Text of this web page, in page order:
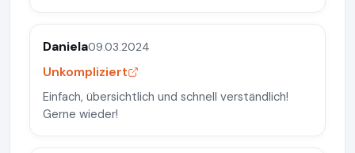
Daniela09.03.2024
Unkompliziert
Einfach, übersichtlich und schnell verständlich!
Gerne wieder!